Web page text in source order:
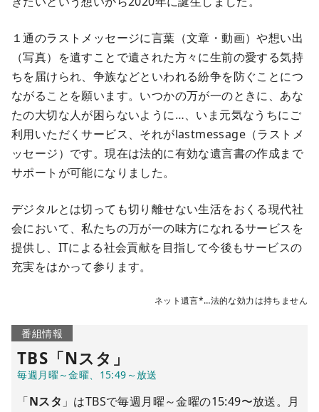
１通のラストメッセージに言葉（文章・動画）や想い出
（写真）を遺すことで遺された方々に生前の愛する気持
ちを届けられ、争族などといわれる紛争を防ぐことにつ
ながることを願います。いつかの万が一のときに、あな
たの大切な人が困らないように…、いま元気なうちにご
利用いただくサービス、それがlastmessage（ラストメ
ッセージ）です。現在は法的に有効な遺言書の作成まで
サポートが可能になりました。
デジタルとは切っても切り離せない生活をおくる現代社
会において、私たちの万が一の味方になれるサービスを
提供し、ITによる社会貢献を目指して今後もサービスの
充実をはかって参ります。
ネット遺言*…法的な効力は持ちません
番組情報
TBS 「Nスタ」
「Nスタ 」はTBSで毎週月曜～金曜の15:49〜放送。月